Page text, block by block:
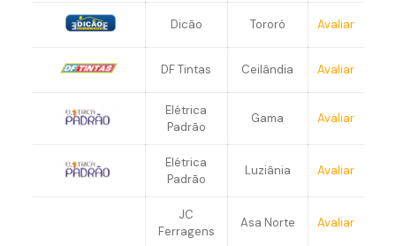
Dicão Tororó Avaliar
DF Tintas Ceilândia Avaliar
Elétrica
Padrão
Gama Avaliar
Elétrica
Padrão
Luziânia Avaliar
JC
Ferragens
Asa Norte Avaliar